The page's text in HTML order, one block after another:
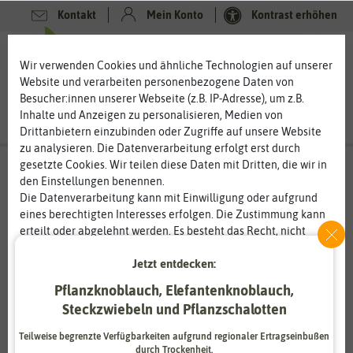
Kontakt Mein Konto Kontrast erhöhen
Wir verwenden Cookies und ähnliche Technologien auf unserer
Website und verarbeiten personenbezogene Daten von
Besucher:innen unserer Webseite (z.B. IP-Adresse), um z.B.
Inhalte und Anzeigen zu personalisieren, Medien von
Drittanbietern einzubinden oder Zugriffe auf unsere Website
zu analysieren. Die Datenverarbeitung erfolgt erst durch
gesetzte Cookies. Wir teilen diese Daten mit Dritten, die wir in
den Einstellungen benennen.
Die Datenverarbeitung kann mit Einwilligung oder aufgrund
eines berechtigten Interesses erfolgen. Die Zustimmung kann
erteilt oder abgelehnt werden. Es besteht das Recht, nicht
Zeitpunkt zu ändern oder zu widerrufen. Weitere
den Diensten erklären wir in unsererDaten­schutz­erklärung
Essenziell Statistik
Jetzt entdecken:
Pflanzknoblauch, Elefantenknoblauch,
Steckzwiebeln und Pflanzschalotten
Teilweise begrenzte Verfügbarkeiten aufgrund regionaler Ertragseinbußen
durch Trockenheit.